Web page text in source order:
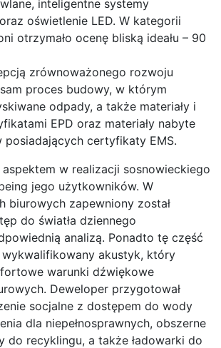
inteligentne systemy
oświetlenie LED. W kategorii
otrzymało ocenę bliską ideału – 90
zrównoważonego rozwoju
proces budowy, w którym
odpady, a także materiały i
EPD oraz materiały nabyte
certyfikaty EMS.
w realizacji sosnowieckiego
jego użytkowników. W
biurowych zapewniony został
do światła dziennego
analizą. Ponadto tę część
wykwalifikowany akustyk, który
warunki dźwiękowe
Deweloper przygotował
socjalne z dostępem do wody
dla niepełnosprawnych, obszerne
do recyklingu, a także ładowarki do